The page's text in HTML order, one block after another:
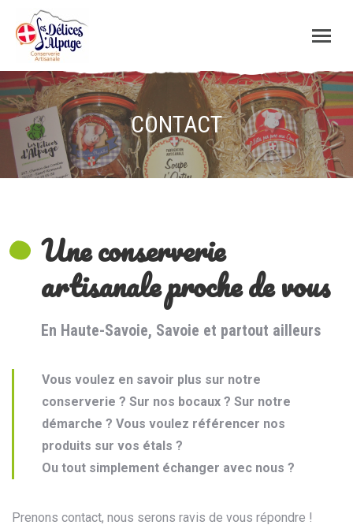
CONTACT
Une conserverie
artisanale proche de vous
En Haute-Savoie, Savoie et partout ailleurs
Vous voulez en savoir plus sur notre
conserverie ? Sur nos bocaux ? Sur notre
démarche ? Vous voulez référencer nos
produits sur vos étals ?
Ou tout simplement échanger avec nous ?
Prenons contact, nous serons ravis de vous répondre !